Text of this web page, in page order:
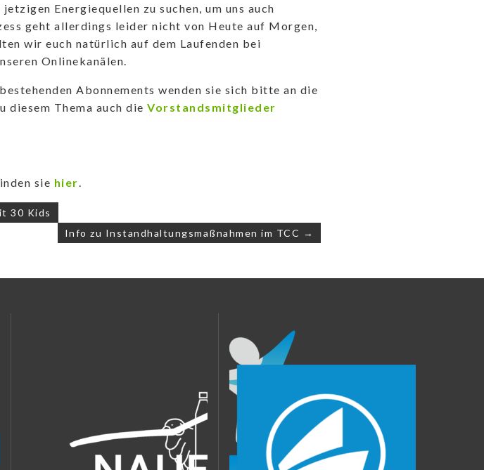
Energiequellen zu suchen, um uns auch
geht allerdings leider nicht von Heute auf Morgen,
wir euch natürlich auf dem Laufenden bei
Onlinekanälen.
Abonnements wenden sie sich bitte an die
diesem Thema auch die Vorstandsmitglieder
sie hier.
30 Kids
Info zu Instandhaltungsmaßnahmen im TCC →